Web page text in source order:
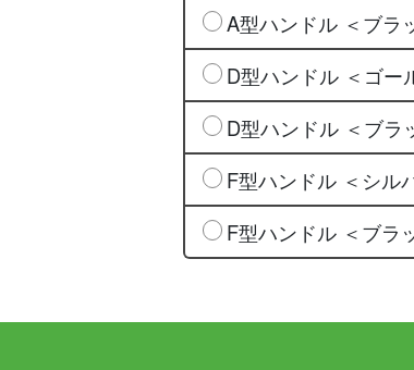
A型ハンドル ＜ブラ
D型ハンドル ＜ゴー
D型ハンドル ＜ブラ
F型ハンドル ＜シル
F型ハンドル ＜ブラ